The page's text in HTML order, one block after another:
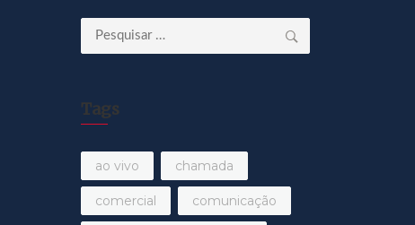
Pesquisar
por:
Tags
ao vivo chamada
comercial comunicação